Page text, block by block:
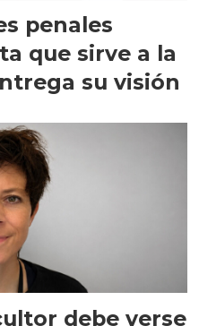
penales
que sirve a la
su visión
debe verse